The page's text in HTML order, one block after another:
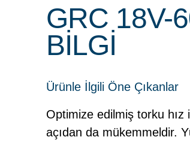
GRC 18V-
BILGI
Ürünle İlgili Öne Çıkanlar
Optimize edilmiş torku hız
açıdan da mükemmeldir.